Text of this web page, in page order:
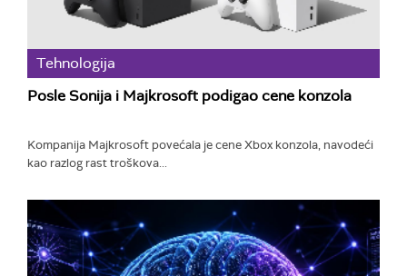
Tehnologija
Posle Sonija i Majkrosoft podigao cene konzola
Kompanija Majkrosoft povećala je cene Xbox konzola, navodeći
kao razlog rast troškova...